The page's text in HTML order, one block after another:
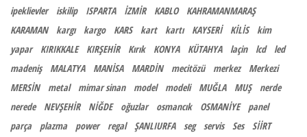
ipeklievler
iskilip ISPARTA İZMİR KABLO
KAHRAMANMARAŞ
KARAMAN
kargı kargo KARS kart kartı KAYSERİ KİLİS
kim
yapar
KIRIKKALE KIRŞEHİR Kırık KONYA KÜTAHYA laçin lcd
led
madeniş
MALATYA MANİSA MARDİN mecitözü merkez
Merkezi
MERSİN
metal mimar sinan model modeli MUĞLA MUŞ
nerde
nerede
NEVŞEHİR NİĞDE oğuzlar osmancık OSMANİYE
panel
parça
plazma power regal ŞANLIURFA seg servis Ses
SİİRT